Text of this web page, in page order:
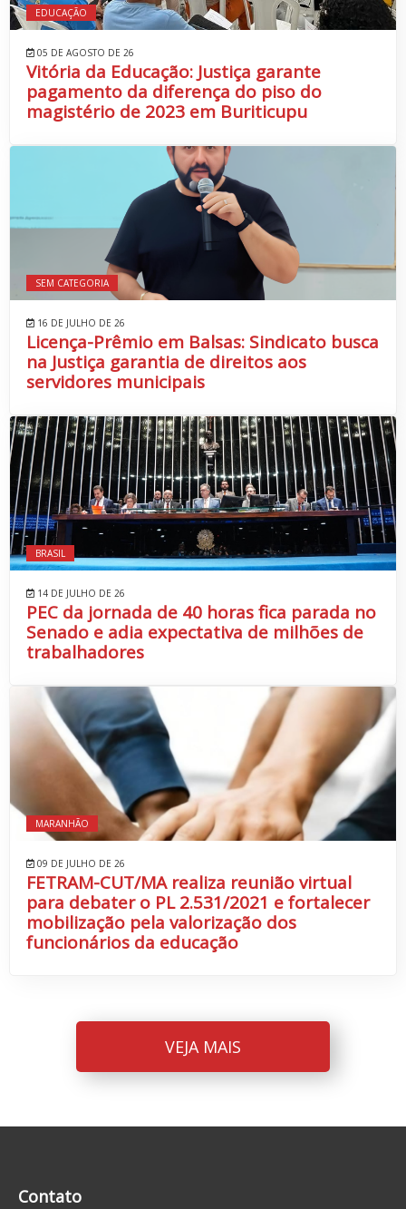
EDUCAÇÃO
05 DE AGOSTO DE 26
Vitória da Educação: Justiça garante
pagamento da diferença do piso do
magistério de 2023 em Buriticupu
SEM CATEGORIA
16 DE JULHO DE 26
Licença-Prêmio em Balsas: Sindicato busca
na Justiça garantia de direitos aos
servidores municipais
BRASIL
14 DE JULHO DE 26
PEC da jornada de 40 horas fica parada no
Senado e adia expectativa de milhões de
trabalhadores
MARANHÃO
09 DE JULHO DE 26
FETRAM-CUT/MA realiza reunião virtual
para debater o PL 2.531/2021 e fortalecer
mobilização pela valorização dos
funcionários da educação
VEJA MAIS
Contato